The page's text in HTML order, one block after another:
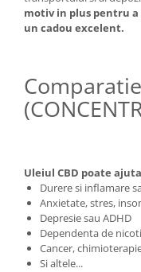
motiv in plus pentru a
un cadou excelent.
Uleiul CBD poate
Durere si inflamare
Anxietate, stres,
Depresie sau ADHD
Dependenta de
Cancer,
Si altele...